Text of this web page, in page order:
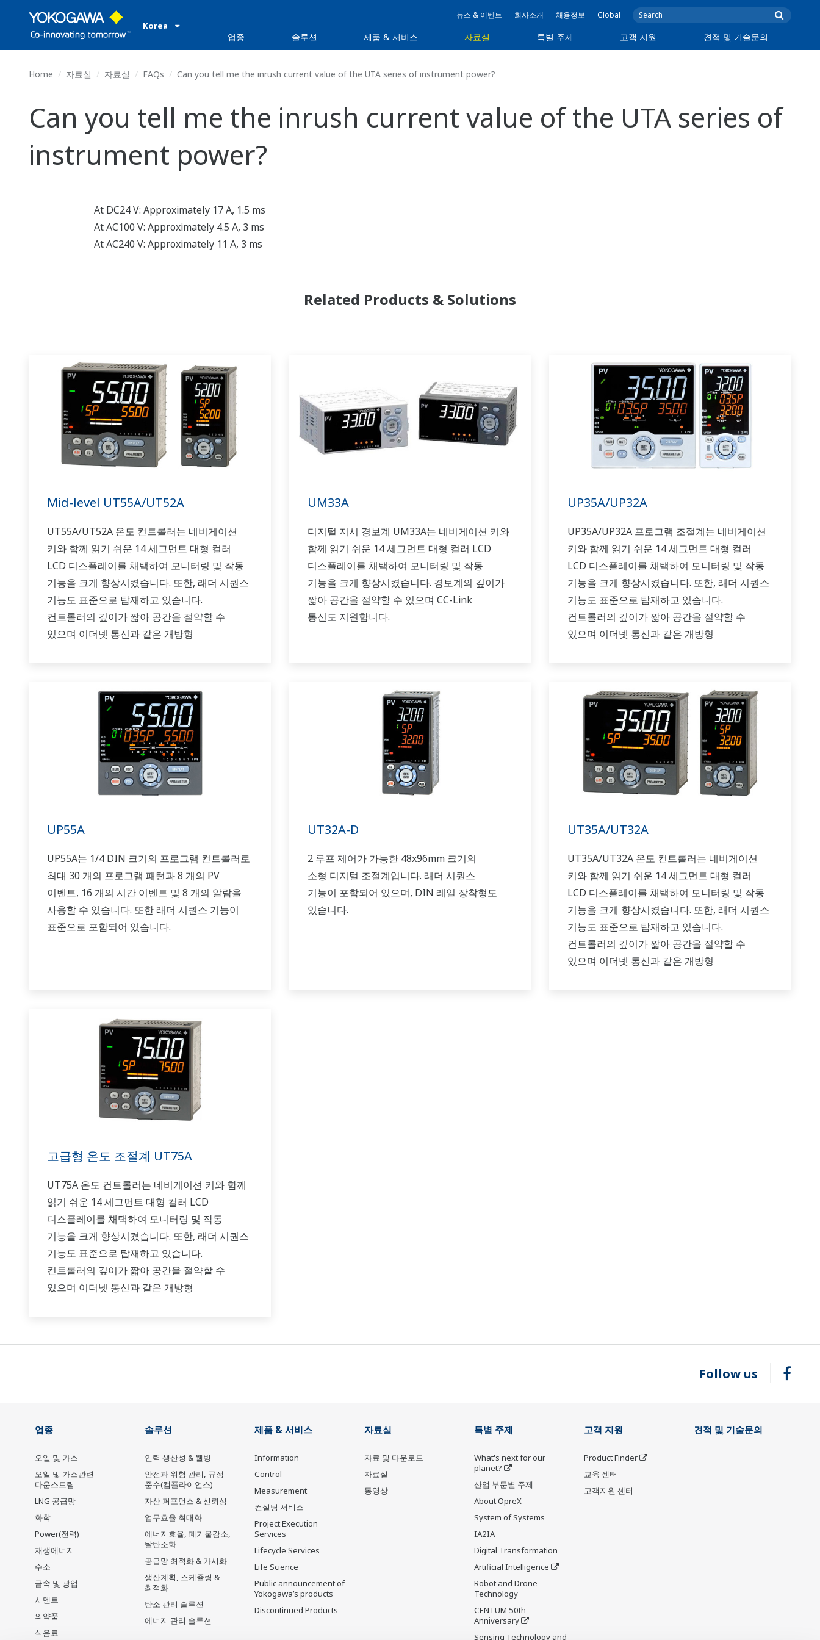
Korea
뉴스 & 이벤트 회사소개 채용정보 Global
업종 솔루션 제품 & 서비스 자료실 특별 주제 고객 지원 견적 및 기술문의
Home 자료실 자료실 FAQs Can you tell me the inrush current value of the UTA series of instrument power?
Can you tell me the inrush current value of the UTA series of
instrument power?
At DC24 V: Approximately 17 A, 1.5 ms
At AC100 V: Approximately 4.5 A, 3 ms
At AC240 V: Approximately 11 A, 3 ms
Related Products & Solutions
Mid-level UT55A/UT52A
UT55A/UT52A 온도 컨트롤러는 네비게이션
키와 함께 읽기 쉬운 14 세그먼트 대형 컬러
LCD 디스플레이를 채택하여 모니터링 및 작동
기능을 크게 향상시켰습니다. 또한, 래더 시퀀스
기능도 표준으로 탑재하고 있습니다.
컨트롤러의 깊이가 짧아 공간을 절약할 수
있으며 이더넷 통신과 같은 개방형
UM33A
디지털 지시 경보계 UM33A는 네비게이션 키와
함께 읽기 쉬운 14 세그먼트 대형 컬러 LCD
디스플레이를 채택하여 모니터링 및 작동
기능을 크게 향상시켰습니다. 경보계의 깊이가
짧아 공간을 절약할 수 있으며 CC-Link
통신도 지원합니다.
UP35A/UP32A
UP35A/UP32A 프로그램 조절계는 네비게이션
키와 함께 읽기 쉬운 14 세그먼트 대형 컬러
LCD 디스플레이를 채택하여 모니터링 및 작동
기능을 크게 향상시켰습니다. 또한, 래더 시퀀스
기능도 표준으로 탑재하고 있습니다.
컨트롤러의 깊이가 짧아 공간을 절약할 수
있으며 이더넷 통신과 같은 개방형
UP55A
UP55A는 1/4 DIN 크기의 프로그램 컨트롤러로
최대 30 개의 프로그램 패턴과 8 개의 PV
이벤트, 16 개의 시간 이벤트 및 8 개의 알람을
사용할 수 있습니다. 또한 래더 시퀀스 기능이
표준으로 포함되어 있습니다.
UT32A-D
2 루프 제어가 가능한 48x96mm 크기의
소형 디지털 조절계입니다. 래더 시퀀스
기능이 포함되어 있으며, DIN 레일 장착형도
있습니다.
UT35A/UT32A
UT35A/UT32A 온도 컨트롤러는 네비게이션
키와 함께 읽기 쉬운 14 세그먼트 대형 컬러
LCD 디스플레이를 채택하여 모니터링 및 작동
기능을 크게 향상시켰습니다. 또한, 래더 시퀀스
기능도 표준으로 탑재하고 있습니다.
컨트롤러의 깊이가 짧아 공간을 절약할 수
있으며 이더넷 통신과 같은 개방형
고급형 온도 조절계 UT75A
UT75A 온도 컨트롤러는 네비게이션 키와 함께
읽기 쉬운 14 세그먼트 대형 컬러 LCD
디스플레이를 채택하여 모니터링 및 작동
기능을 크게 향상시켰습니다. 또한, 래더 시퀀스
기능도 표준으로 탑재하고 있습니다.
컨트롤러의 깊이가 짧아 공간을 절약할 수
있으며 이더넷 통신과 같은 개방형
Follow us
업종
오일 및 가스
오일 및 가스관련
다운스트림
LNG 공급망
화학
Power(전력)
재생에너지
수소
금속 및 광업
시멘트
의약품
식음료
솔루션
인력 생산성 & 웰빙
안전과 위험 관리, 규정
준수(컴플라이언스)
자산 퍼포먼스 & 신뢰성
업무효율 최대화
에너지효율, 폐기물감소,
탈탄소화
공급망 최적화 & 가시화
생산계획, 스케쥴링 &
최적화
탄소 관리 솔루션
에너지 관리 솔루션
제품 & 서비스
Information
Control
Measurement
컨설팅 서비스
Project Execution
Services
Lifecycle Services
Life Science
Public announcement of
Yokogawa’s products
Discontinued Products
자료실
자료 및 다운로드
자료실
동영상
특별 주제
What's next for our
planet?
산업 부문별 주제
About OpreX
System of Systems
IA2IA
Digital Transformation
Artificial Intelligence
Robot and Drone
Technology
CENTUM 50th
Anniversary
Sensing Technology and
고객 지원
Product Finder
교육 센터
고객지원 센터
견적 및 기술문의